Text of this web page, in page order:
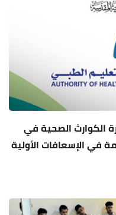
الكوارث الصحية في
في الإسعافات الأولية